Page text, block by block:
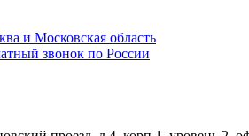
и Московская область
звонок по России